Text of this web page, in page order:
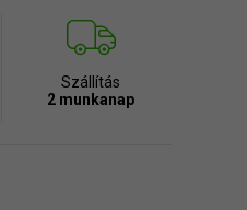
Szállítás
2 munkanap